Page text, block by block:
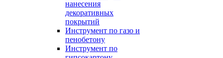
нанесения
декоративных
покрытий
Инструмент по газо и
пенобетону
Инструмент по